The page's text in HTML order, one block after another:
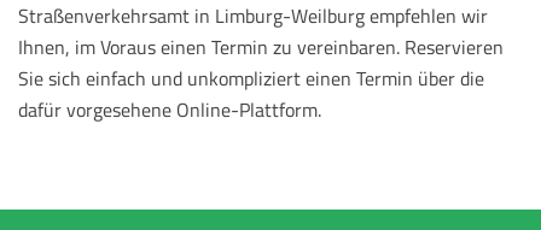
Straßenverkehrsamt in Limburg-Weilburg empfehlen wir
Ihnen, im Voraus einen Termin zu vereinbaren. Reservieren
Sie sich einfach und unkompliziert einen Termin über die
dafür vorgesehene Online-Plattform.